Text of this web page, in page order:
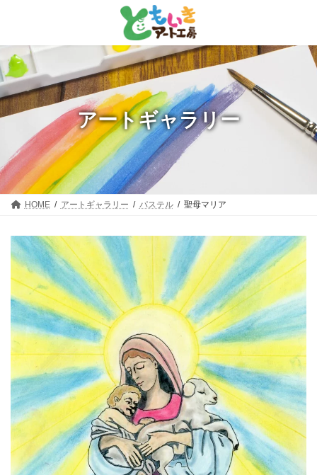
ン
へ
ス
キ
プ
ー
ョ
ン
に
動
アートギャラリー
HOME アートギャラリー パステル 聖母マリア